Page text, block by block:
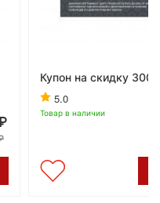
Купон на скидку 300
5.0
Товар в наличии